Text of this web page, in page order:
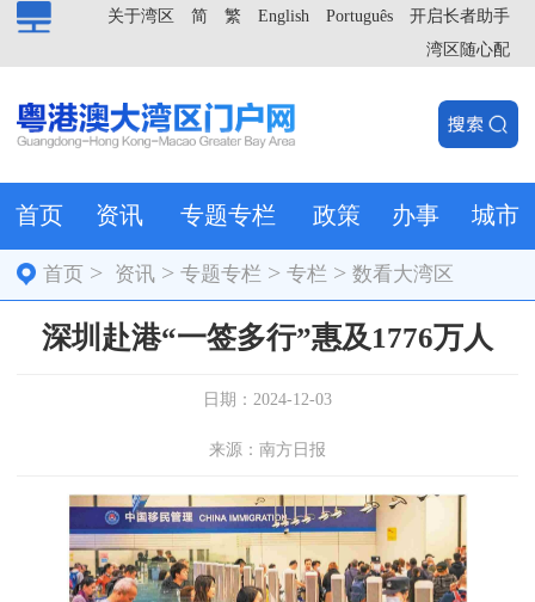
开启长者助手
Português
English
繁
简
关于湾区
湾区随心配
首页 资讯 专题专栏 政策 办事 城市
首页 > 资讯 >专题专栏 >专栏 >数看大湾区
深圳赴港“一签多行”惠及1776万人
日期：2024-12-03
来源：南方日报